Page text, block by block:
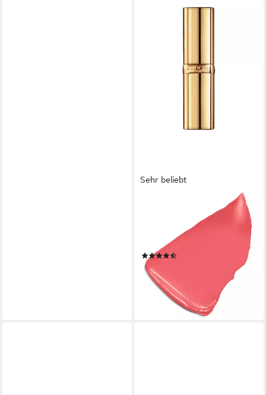
Sehr beliebt
Lippenstift COLOR RICHE,
mit cremiger Textur, kein
Verlaufen
9,99 €
(1.427,14 €/ 1 l)
lieferbar - in 2-3 Werktagen bei dir
+4